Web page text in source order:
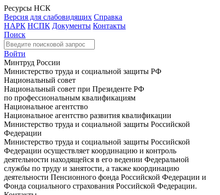
Ресурсы НСК
Версия для слабовидящих Справка
НАРК НСПК Документы Контакты
Поиск
Войти
Минтруд России
Министерство труда и социальной защиты РФ
Национальный совет
Национальный совет при Президенте РФ
по профессиональным квалификациям
Национальное агентство
Национальное агентство развития квалификации
Министерство труда и социальной защиты Российской
Федерации
Министерство труда и социальной защиты Российской
Федерации осуществляет координацию и контроль
деятельности находящейся в его ведении Федеральной
службы по труду и занятости, а также координацию
деятельности Пенсионного фонда Российской Федерации и
Фонда социального страхования Российской Федерации.